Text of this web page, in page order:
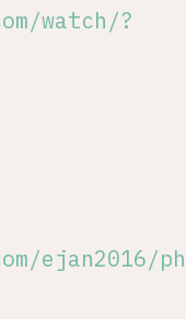
watch/?
ejan2016/